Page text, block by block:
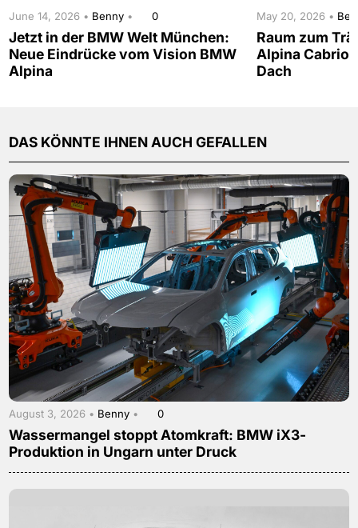
June 14, 2026 • Benny • 0
Jetzt in der BMW Welt München:
Neue Eindrücke vom Vision BMW
Alpina
May 20, 2026 •
Raum zum
Alpina Cabrio
Dach
DAS KÖNNTE IHNEN AUCH GEFALLEN
August 3, 2026 • Benny • 0
Wassermangel stoppt Atomkraft: BMW iX3-
Produktion in Ungarn unter Druck